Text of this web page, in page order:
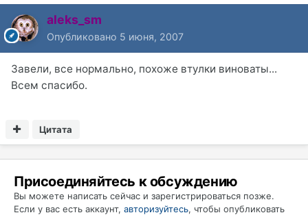
aleks_sm
Опубликовано 5 июня, 2007
Завели, все нормально, похоже втулки виноваты...
Всем спасибо.
Цитата
Присоединяйтесь к обсуждению
Вы можете написать сейчас и зарегистрироваться позже.
Если у вас есть аккаунт, авторизуйтесь, чтобы опубликовать